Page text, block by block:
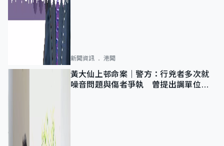
新聞資訊 港聞
黃大仙上邨命案｜警方：行兇者多次就
噪音問題與傷者爭執 曾提出調單位已